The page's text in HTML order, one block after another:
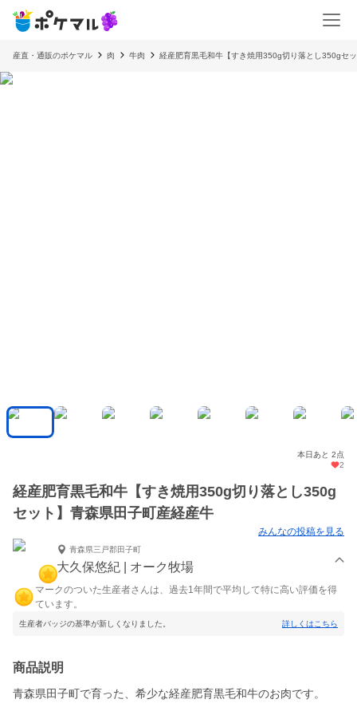
産直・通販のポケマル 肉 牛肉 経産肥育黒毛和牛【すき焼用350g切り落とし350gセ
本日あと 2点
2
経産肥育黒毛和牛【すき焼用350g切り落とし350g
セット】青森県田子町産経産牛
みんなの投稿を見る
青森県三戸郡田子町
大久保悠紀 | オーク牧場
マークのついた生産者さんは、過去1年間で平均して特に高い評価を得
ています。
生産者バッジの基準が新しくなりました。 詳しくはこちら
商品説明
青森県田子町で育った、希少な経産肥育黒毛和牛のお肉です。